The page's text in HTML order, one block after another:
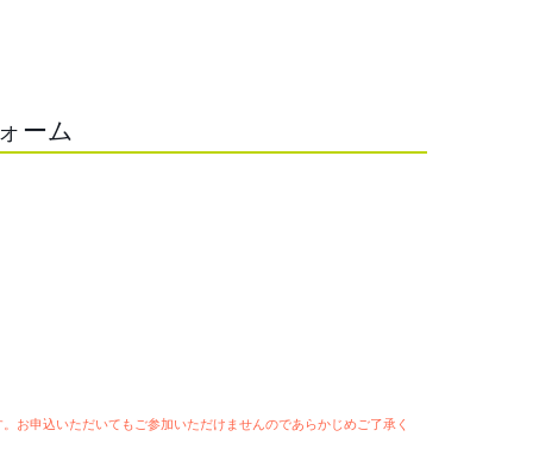
ーム
お申込いただいてもご参加いただけませんのであらかじめご了承く